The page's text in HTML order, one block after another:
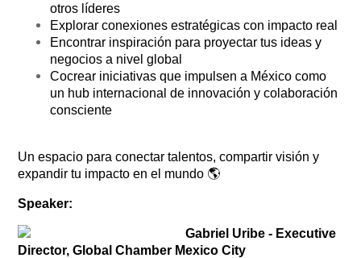
otros líderes
Explorar conexiones estratégicas con impacto real
Encontrar inspiración para proyectar tus ideas y
negocios a nivel global
Cocrear iniciativas que impulsen a México como
un hub internacional de innovación y colaboración
consciente
Un espacio para conectar talentos, compartir visión y
expandir tu impacto en el mundo 🌎
Speaker:
Gabriel Uribe - Executive
Director, Global Chamber Mexico City